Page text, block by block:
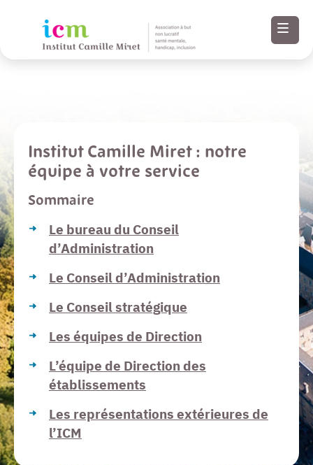
Paramètres
d’accessibilité
Pied de page
Institut Camille Miret : notre
équipe à votre service
Sommaire
Le bureau du Conseil
d’Administration
Le Conseil d’Administration
Le Conseil stratégique
Les équipes de Direction
L’équipe de Direction des
établissements
Les représentations extérieures de
l’ICM